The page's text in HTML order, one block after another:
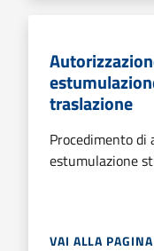
traslazione
Procedimento di
estumulazione
VAI ALLA PAGINA